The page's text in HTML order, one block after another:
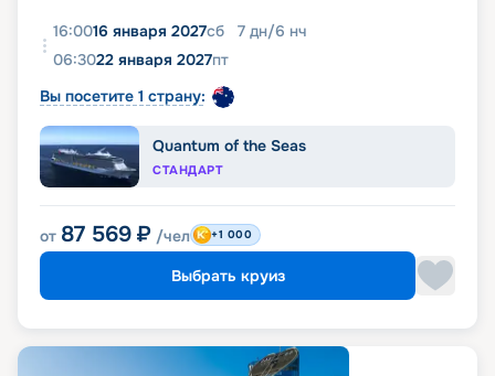
16:0016 января 2027сб 7 дн/6 нч
06:3022 января 2027пт
Вы посетите 1 страну:
Quantum of the Seas
СТАНДАРТ
от 87 569 ₽ /чел +1 000
Выбрать круиз